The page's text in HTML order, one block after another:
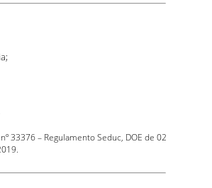
33376 – Regulamento Seduc, DOE de 02